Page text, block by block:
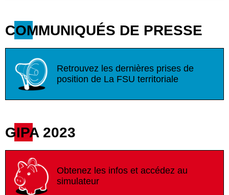
COMMUNIQUÉS DE PRESSE
Retrouvez les dernières prises de
position de La FSU territoriale
GIPA 2023
Obtenez les infos et accédez au
simulateur